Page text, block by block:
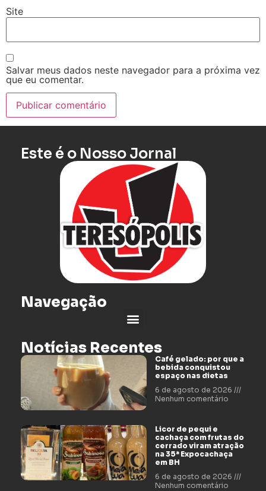
Site
Salvar meus dados neste navegador para a próxima vez
que eu comentar.
Este é o Nosso Jornal
Navegação
Notícias Recentes
Café gelado: por que a
bebida conquistou
espaço nas dietas
6 de agosto de 2026
Nenhum comentário
Licor de pequi e
cachaça com frutas do
cerrado viram atração
na 35ª Expocachaça
em BH
6 de agosto de 2026
Nenhum comentário